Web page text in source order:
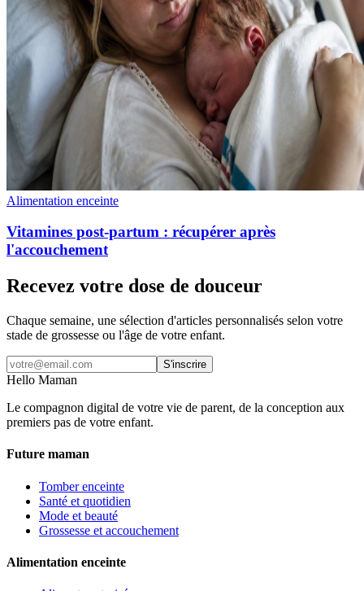
Alimentation enceinte
Vitamines post-partum : récupérer après
l'accouchement
Recevez votre dose de douceur
Chaque semaine, une sélection d'articles personnalisés selon votre
stade de grossesse ou l'âge de votre enfant.
S'inscrire
Hello Maman
Le compagnon digital de votre vie de parent, de la conception aux
premiers pas de votre enfant.
Future maman
Tomber enceinte
Santé et quotidien
Mode et beauté
Grossesse et accouchement
Alimentation enceinte